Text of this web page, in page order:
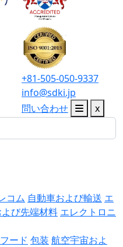
+81-505-050-9337
info@sdki.jp
問い合わせ
x
コム 自動車および輸送 エ
び先端材料 エレクトロニ
ード 包装 航空宇宙およ